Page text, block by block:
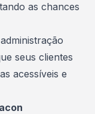
as chances
seus clientes
acessíveis e